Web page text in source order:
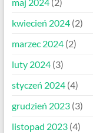
kwiecień 2024(2)
marzec 2024(2)
luty 2024(3)
styczeń 2024(4)
grudzień 2023(3)
listopad 2023(4)